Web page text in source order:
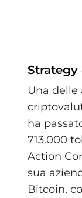
Una delle
ha
713.000
Action
sua
Bitcoin,